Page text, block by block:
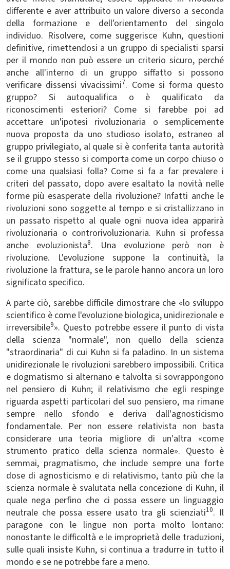
differente e aver attribuito un valore diverso a seconda
della formazione e dell'orientamento del singolo
individuo. Risolvere, come suggerisce Kuhn, questioni
definitive, rimettendosi a un gruppo di specialisti sparsi
per il mondo non può essere un criterio sicuro, perché
anche all'interno di un gruppo siffatto si possono
verificare dissensi vivacissimi7. Come si forma questo
gruppo? Si autoqualifica o è qualificato da
riconoscimenti esteriori? Come si farebbe poi ad
accettare un'ipotesi rivoluzionaria o semplicemente
nuova proposta da uno studioso isolato, estraneo al
gruppo privilegiato, al quale si è conferita tanta autorità
se il gruppo stesso si comporta come un corpo chiuso o
come una qualsiasi folla? Come si fa a far prevalere i
criteri del passato, dopo avere esaltato la novità nelle
forme più esasperate della rivoluzione? Infatti anche le
rivoluzioni sono soggette al tempo e si cristallizzano in
un passato rispetto al quale ogni nuova idea apparirà
rivoluzionaria o controrivoluzionaria. Kuhn si professa
anche evoluzionista8. Una evoluzione però non è
rivoluzione. L'evoluzione suppone la continuità, la
rivoluzione la frattura, se le parole hanno ancora un loro
significato specifico.
A parte ciò, sarebbe difficile dimostrare che «lo sviluppo
scientifico è come l'evoluzione biologica, unidirezionale e
irreversibile9». Questo potrebbe essere il punto di vista
della scienza "normale", non quello della scienza
"straordinaria" di cui Kuhn si fa paladino. In un sistema
unidirezionale le rivoluzioni sarebbero impossibili. Critica
e dogmatismo si alternano e talvolta si sovrappongono
nel pensiero di Kuhn; il relativismo che egli respinge
riguarda aspetti particolari del suo pensiero, ma rimane
sempre nello sfondo e deriva dall'agnosticismo
fondamentale. Per non essere relativista non basta
considerare una teoria migliore di un'altra «come
strumento pratico della scienza normale». Questo è
semmai, pragmatismo, che include sempre una forte
dose di agnosticismo e di relativismo, tanto più che la
scienza normale è svalutata nella concezione di Kuhn, il
quale nega perfino che ci possa essere un linguaggio
neutrale che possa essere usato tra gli scienziati10. Il
paragone con le lingue non porta molto lontano:
nonostante le difficoltà e le improprietà delle traduzioni,
sulle quali insiste Kuhn, si continua a tradurre in tutto il
mondo e se ne potrebbe fare a meno.